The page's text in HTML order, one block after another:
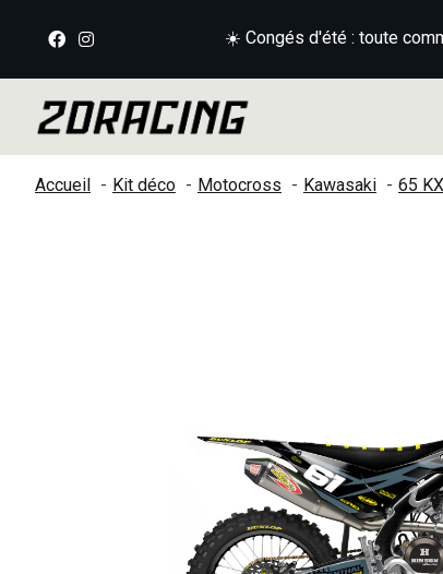
☀️ Congés d'été : toute
Accueil Kit déco Motocross Kawasaki 65 KX